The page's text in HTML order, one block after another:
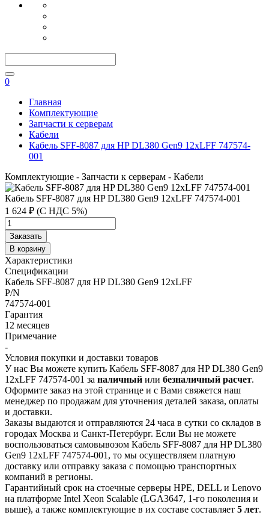
0
Главная
Комплектующие
Запчасти к серверам
Кабели
Кабель SFF-8087 для HP DL380 Gen9 12xLFF 747574-
001
Комплектующие - Запчасти к серверам - Кабели
Кабель SFF-8087 для HP DL380 Gen9 12xLFF 747574-001
1 624 ₽ (С НДС 5%)
Заказать
В корзину
Характеристики
Спецификации
Кабель SFF-8087 для HP DL380 Gen9 12xLFF
P/N
747574-001
Гарантия
12 месяцев
Примечание
-
Условия покупки и доставки товаров
У нас Вы можете купить Кабель SFF-8087 для HP DL380 Gen9
12xLFF 747574-001 за наличный или безналичный расчет.
Оформите заказ на этой странице и с Вами свяжется наш
менеджер по продажам для уточнения деталей заказа, оплаты
и доставки.
Заказы выдаются и отправляются 24 часа в сутки со складов в
городах Москва и Санкт-Петербург. Если Вы не можете
воспользоваться самовывозом Кабель SFF-8087 для HP DL380
Gen9 12xLFF 747574-001, то мы осуществляем платную
доставку или отправку заказа с помощью транспортных
компаний в регионы.
Гарантийный срок на стоечные серверы HPE, DELL и Lenovo
на платформе Intel Xeon Scalable (LGA3647, 1-го поколения и
выше), а также комплектующие в их составе составляет 5 лет.